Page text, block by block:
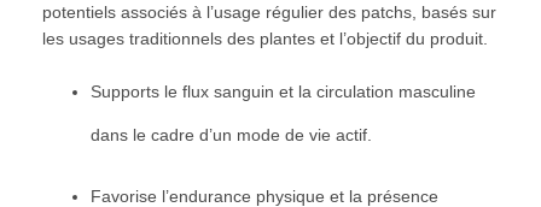
potentiels associés à l’usage régulier des patchs, basés sur
les usages traditionnels des plantes et l’objectif du produit.
Supports le flux sanguin et la circulation masculine
dans le cadre d’un mode de vie actif.
Favorise l’endurance physique et la présence